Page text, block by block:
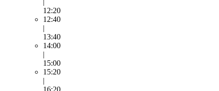
|
12:20
12:40
|
13:40
14:00
|
15:00
15:20
|
16:20